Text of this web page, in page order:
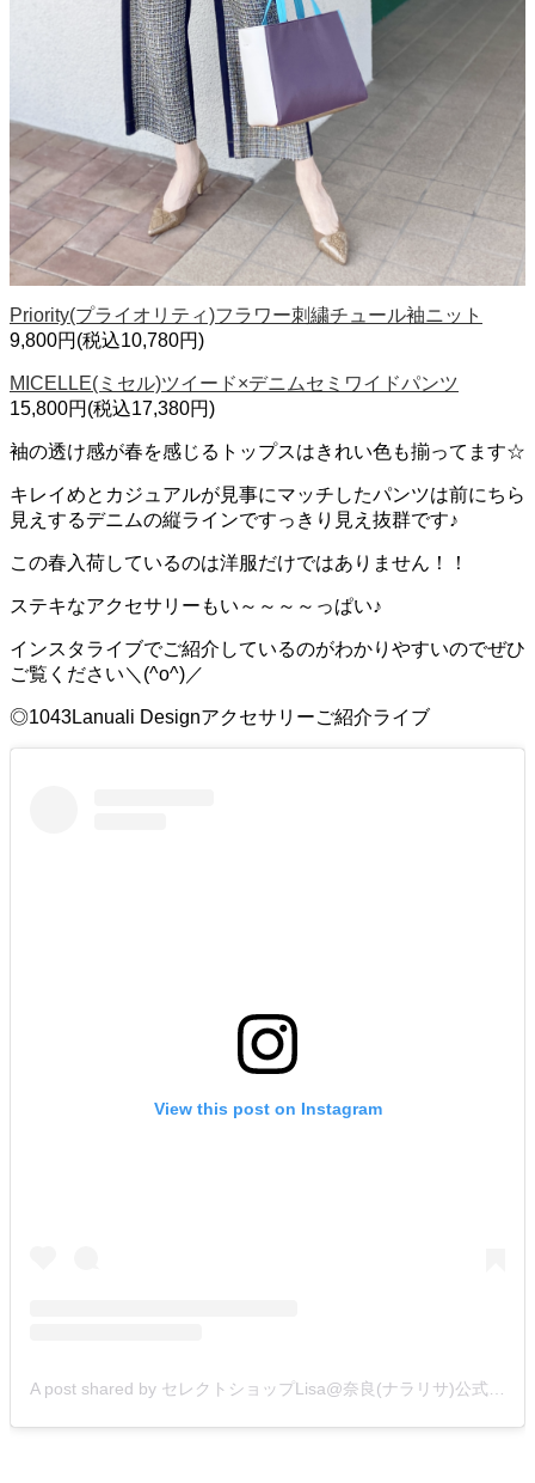
Priority(プライオリティ)フラワー刺繍チュール袖ニット
9,800円(税込10,780円)
MICELLE(ミセル)ツイード×デニムセミワイドパンツ
15,800円(税込17,380円)
袖の透け感が春を感じるトップスはきれい色も揃ってます☆
キレイめとカジュアルが見事にマッチしたパンツは前にちら
見えするデニムの縦ラインですっきり見え抜群です♪
この春入荷しているのは洋服だけではありません！！
ステキなアクセサリーもい～～～～っぱい♪
インスタライブでご紹介しているのがわかりやすいのでぜひ
ご覧ください＼(^o^)／
◎1043Lanuali Designアクセサリーご紹介ライブ
View this post on Instagram